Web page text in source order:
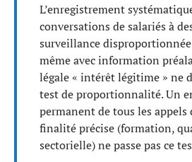
L’enregistrement
conversations de salariés à
surveillance
même avec information
légale « intérêt légitime » ne
test de proportionnalité. Un
permanent de tous les appels
finalité précise (formation,
sectorielle) ne passe pas ce